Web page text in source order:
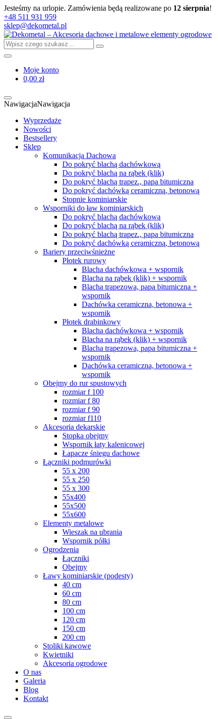
Jesteśmy na urlopie. Zamówienia będą realizowane po 12 sierpnia!
+48 511 931 959
sklep@dekometal.pl
Moje konto
0,00 zł
NawigacjaNawigacja
Wyprzedaże
Nowości
Bestsellery
Sklep
Komunikacja Dachowa
Do pokryć blachą dachówkową
Do pokryć blachą na rąbek (klik)
Do pokryć blachą trapez., papa bitumiczna
Do pokryć dachówką ceramiczną, betonową
Stopnie kominiarskie
Wsporniki do ław kominiarskich
Do pokryć blachą dachówkową
Do pokryć blachą na rąbek (klik)
Do pokryć blachą trapez., papa bitumiczna
Do pokryć dachówką ceramiczną, betonową
Bariery przeciwśnieżne
Płotek rurowy
Blacha dachówkowa + wspornik
Blacha na rąbek (klik) + wspornik
Blacha trapezowa, papa bitumiczna +
wspornik
Dachówka ceramiczna, betonowa +
wspornik
Płotek drabinkowy
Blacha dachówkowa + wspornik
Blacha na rąbek (klik) + wspornik
Blacha trapezowa, papa bitumiczna +
wspornik
Dachówka ceramiczna, betonowa +
wspornik
Obejmy do rur spustowych
rozmiar f 100
rozmiar f 80
rozmiar f 90
rozmiar f110
Akcesoria dekarskie
Stopka obejmy
Wspornik łaty kalenicowej
Łapacze śniegu dachowe
Łączniki podmurówki
55 x 200
55 x 250
55 x 300
55x400
55x500
55x600
Elementy metalowe
Wieszak na ubrania
Wspornik półki
Ogrodzenia
Łączniki
Obejmy
Ławy kominiarskie (podesty)
40 cm
60 cm
80 cm
100 cm
120 cm
150 cm
200 cm
Stoliki kawowe
Kwietniki
Akcesoria ogrodowe
O nas
Galeria
Blog
Kontakt